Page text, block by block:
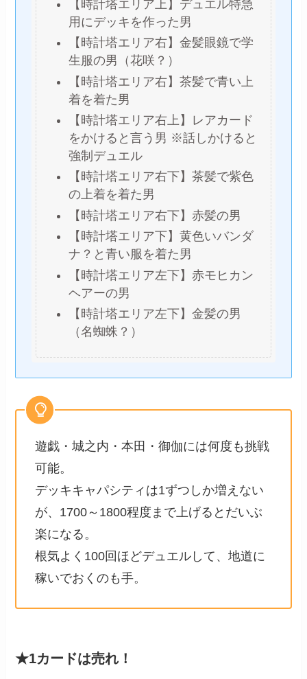
【時計塔エリア上】デュエル特急
用にデッキを作った男
【時計塔エリア右】金髪眼鏡で学
生服の男（花咲？）
【時計塔エリア右】茶髪で青い上
着を着た男
【時計塔エリア右上】レアカード
をかけると言う男 ※話しかけると
強制デュエル
【時計塔エリア右下】茶髪で紫色
の上着を着た男
【時計塔エリア右下】赤髪の男
【時計塔エリア下】黄色いバンダ
ナ？と青い服を着た男
【時計塔エリア左下】赤モヒカン
ヘアーの男
【時計塔エリア左下】金髪の男
（名蜘蛛？）
遊戯・城之内・本田・御伽には何度も挑戦
可能。
デッキキャパシティは1ずつしか増えない
が、1700～1800程度まで上げるとだいぶ
楽になる。
根気よく100回ほどデュエルして、地道に
稼いでおくのも手。
★1カードは売れ！